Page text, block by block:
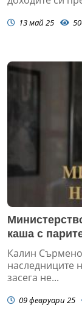
13 май 25
каша с
Калин
наследниците
засега не...
09 февруари 25